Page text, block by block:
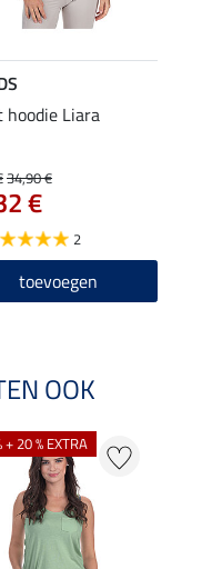
hoodie Liara
34,90 €
€
2
toevoegen
OOK
+ 20 % EXTRA